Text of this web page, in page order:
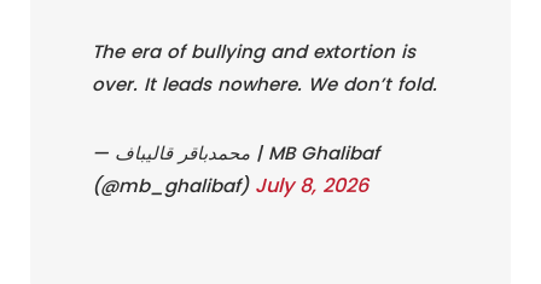
The era of bullying and extortion is
over. It leads nowhere. We don’t fold.
— محمدباقر قالیباف | MB Ghalibaf
(@mb_ghalibaf) July 8, 2026